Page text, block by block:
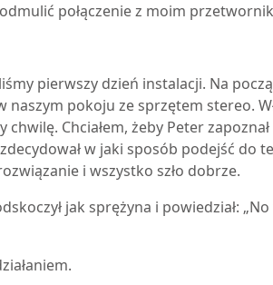
połączenie z moim
pierwszy dzień instalacji. Na
pokoju ze sprzętem stereo.
chwilę. Chciałem, żeby Peter
w jaki sposób podejść do
i wszystko szło dobrze.
jak sprężyna i powiedział: